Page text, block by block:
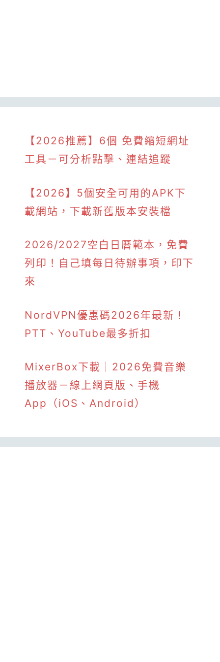
【2026推薦】6個 免費縮短網址
工具－可分析點擊、連結追蹤
【2026】5個安全可用的APK下
載網站，下載新舊版本安裝檔
2026/2027空白日曆範本，免費
列印！自己填每日待辦事項，印下
來
NordVPN優惠碼2026年最新！
PTT、YouTube最多折扣
MixerBox下載｜2026免費音樂
播放器－線上網頁版、手機
App（iOS、Android）